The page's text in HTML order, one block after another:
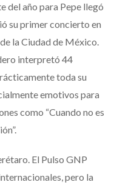
del año para Pepe llegó
su primer concierto en
la Ciudad de México.
interpretó 44
toda su
emotivos para
como “Cuando no es
El Pulso GNP
pero la